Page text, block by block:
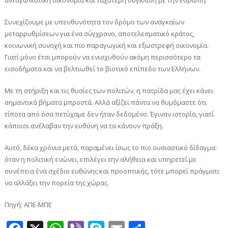
Συνεχίζουμε με υπευθυνότητα τον δρόμο των αναγκαίων
μεταρρυθμίσεων για ένα σύγχρονο, αποτελεσματικό κράτος,
κοινωνική συνοχή και πιο παραγωγική και εξωστρεφή οικονομία.
Γιατί μόνο έτσι μπορούν να ενισχυθούν ακόμη περισσότερο τα
εισοδήματα και να βελτιωθεί το βιοτικό επίπεδο των Ελλήνων.
Με τη στήριξη και τις θυσίες των πολιτών, η πατρίδα μας έχει κάνει
σημαντικά βήματα μπροστά. Αλλά αξίζει πάντα να θυμόμαστε ότι
τίποτα από όσα πετύχαμε δεν ήταν δεδομένο. Έγιναν ιστορία, γιατί
κάποιοι ανέλαβαν την ευθύνη να τα κάνουν πράξη.
Αυτό, δέκα χρόνια μετά, παραμένει ίσως το πιο ουσιαστικό δίδαγμα:
όταν η πολιτική ενώνει, επιλέγει την αλήθεια και υπηρετεί με
συνέπεια ένα σχέδιο ευθύνης και προοπτικής, τότε μπορεί πράγματι
να αλλάξει την πορεία της χώρας.
Πηγή: ΑΠΕ-ΜΠΕ